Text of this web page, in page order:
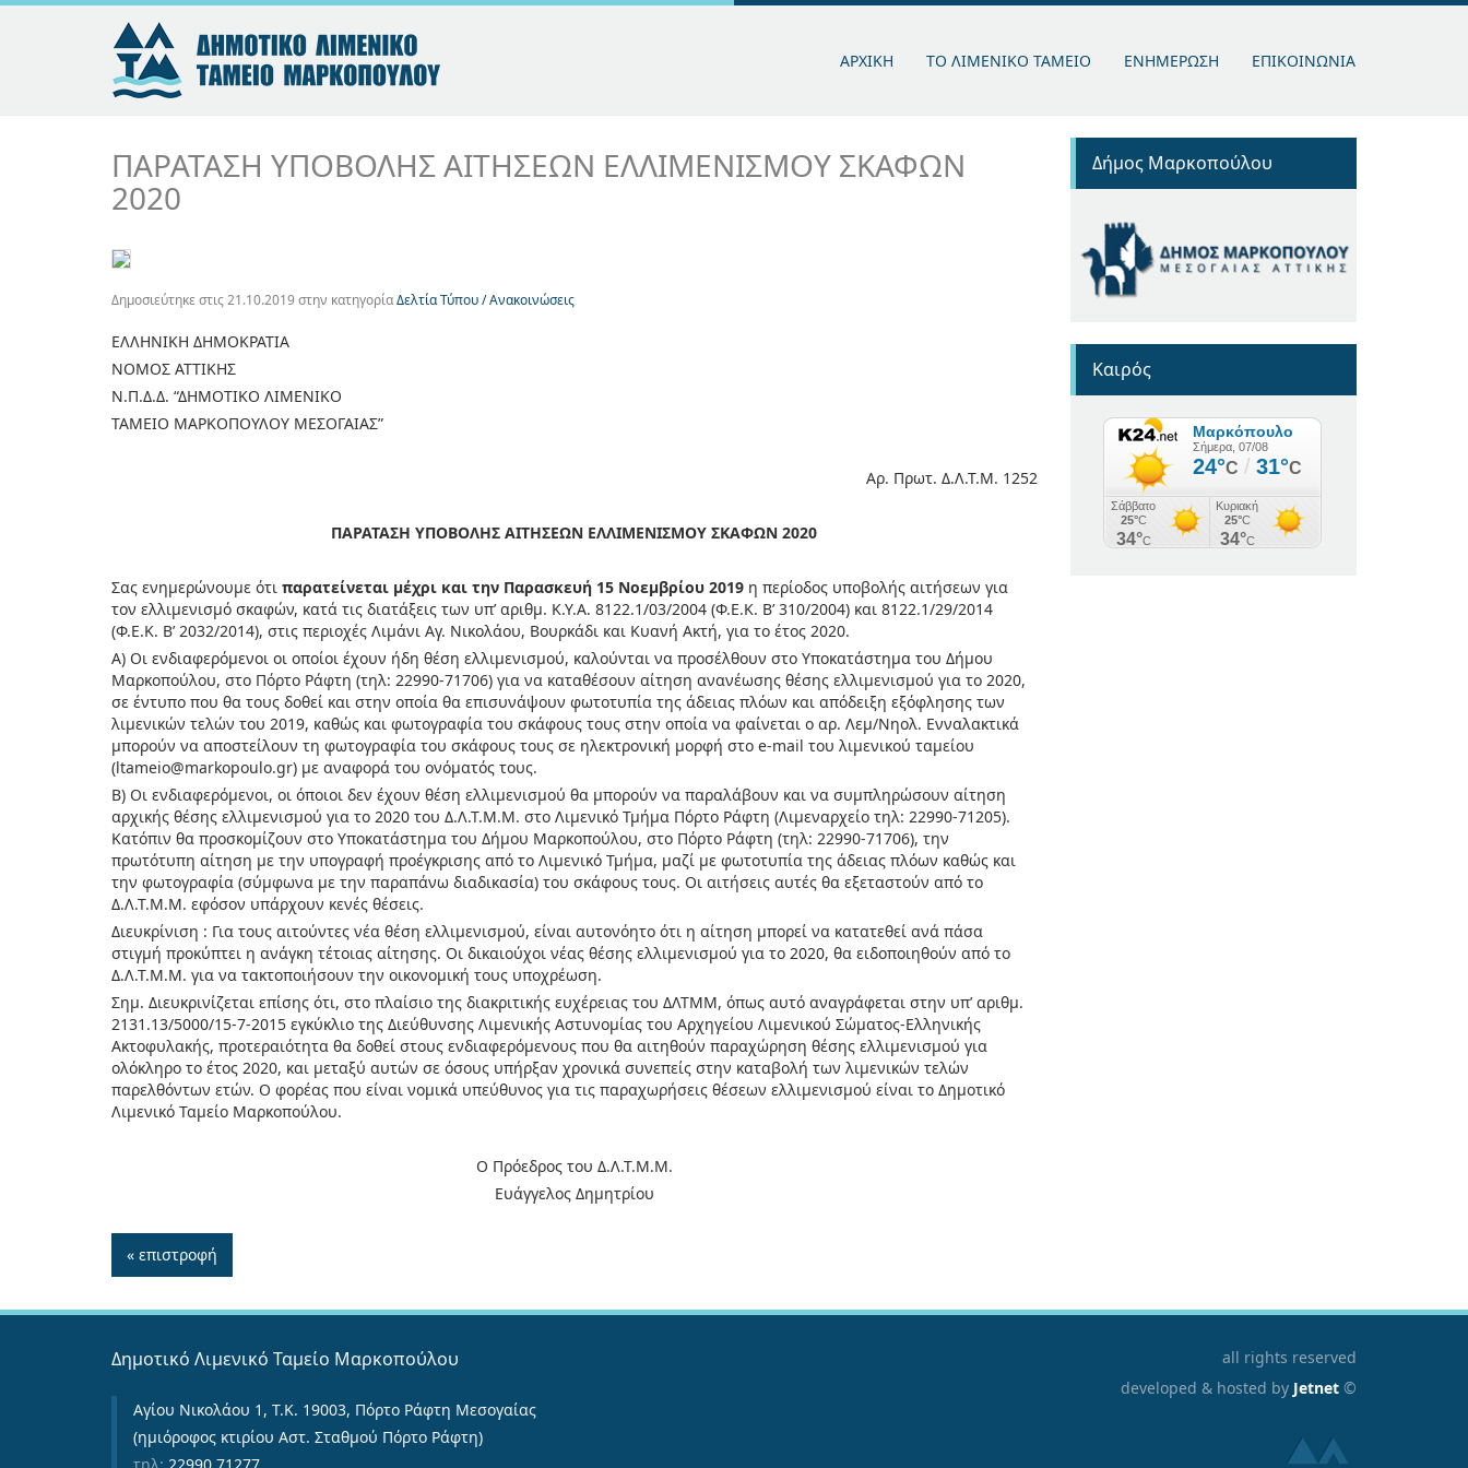
ΑΡΧΙΚΗ ΤΟ ΛΙΜΕΝΙΚΟ ΤΑΜΕΙΟ ΕΝΗΜΕΡΩΣΗ ΕΠΙΚΟΙΝΩΝΙΑ
ΠΑΡΑΤΑΣΗ ΥΠΟΒΟΛΗΣ ΑΙΤΗΣΕΩΝ ΕΛΛΙΜΕΝΙΣΜΟΥ ΣΚΑΦΩΝ
2020
Δημοσιεύτηκε στις21.10.2019στην κατηγορίαΔελτία Τύπου / Ανακοινώσεις
ΕΛΛΗΝΙΚΗ ΔΗΜΟΚΡΑΤΙΑ
ΝΟΜΟΣ ΑΤΤΙΚΗΣ
Ν.Π.Δ.Δ. “ΔΗΜΟΤΙΚΟ ΛΙΜΕΝΙΚΟ
ΤΑΜΕΙΟ ΜΑΡΚΟΠΟΥΛΟΥ ΜΕΣΟΓΑΙΑΣ”
Αρ. Πρωτ. Δ.Λ.Τ.Μ. 1252
ΠΑΡΑΤΑΣΗ ΥΠΟΒΟΛΗΣ ΑΙΤΗΣΕΩΝ ΕΛΛΙΜΕΝΙΣΜΟΥ ΣΚΑΦΩΝ 2020
Σας ενημερώνουμε ότι παρατείνεται μέχρι και την Παρασκευή 15 Νοεμβρίου 2019 η περίοδος υποβολής αιτήσεων για
τον ελλιμενισμό σκαφών, κατά τις διατάξεις των υπ’ αριθμ. Κ.Υ.Α. 8122.1/03/2004 (Φ.Ε.Κ. Β’ 310/2004) και 8122.1/29/2014
(Φ.Ε.Κ. Β’ 2032/2014), στις περιοχές Λιμάνι Αγ. Νικολάου, Βουρκάδι και Κυανή Ακτή, για το έτος 2020.
Α) Οι ενδιαφερόμενοι οι οποίοι έχουν ήδη θέση ελλιμενισμού, καλούνται να προσέλθουν στο Υποκατάστημα του Δήμου
Μαρκοπούλου, στο Πόρτο Ράφτη (τηλ: 22990-71706) για να καταθέσουν αίτηση ανανέωσης θέσης ελλιμενισμού για το 2020,
σε έντυπο που θα τους δοθεί και στην οποία θα επισυνάψουν φωτοτυπία της άδειας πλόων και απόδειξη εξόφλησης των
λιμενικών τελών του 2019, καθώς και φωτογραφία του σκάφους τους στην οποία να φαίνεται ο αρ. Λεμ/Νηολ. Ενναλακτικά
μπορούν να αποστείλουν τη φωτογραφία του σκάφους τους σε ηλεκτρονική μορφή στο e-mail του λιμενικού ταμείου
(ltameio@markopoulo.gr) με αναφορά του ονόματός τους.
Β) Οι ενδιαφερόμενοι, οι όποιοι δεν έχουν θέση ελλιμενισμού θα μπορούν να παραλάβουν και να συμπληρώσουν αίτηση
αρχικής θέσης ελλιμενισμού για το 2020 του Δ.Λ.Τ.Μ.Μ. στο Λιμενικό Τμήμα Πόρτο Ράφτη (Λιμεναρχείο τηλ: 22990-71205).
Κατόπιν θα προσκομίζουν στο Υποκατάστημα του Δήμου Μαρκοπούλου, στο Πόρτο Ράφτη (τηλ: 22990-71706), την
πρωτότυπη αίτηση με την υπογραφή προέγκρισης από το Λιμενικό Τμήμα, μαζί με φωτοτυπία της άδειας πλόων καθώς και
την φωτογραφία (σύμφωνα με την παραπάνω διαδικασία) του σκάφους τους. Οι αιτήσεις αυτές θα εξεταστούν από το
Δ.Λ.Τ.Μ.Μ. εφόσον υπάρχουν κενές θέσεις.
Διευκρίνιση : Για τους αιτούντες νέα θέση ελλιμενισμού, είναι αυτονόητο ότι η αίτηση μπορεί να κατατεθεί ανά πάσα
στιγμή προκύπτει η ανάγκη τέτοιας αίτησης. Οι δικαιούχοι νέας θέσης ελλιμενισμού για το 2020, θα ειδοποιηθούν από το
Δ.Λ.Τ.Μ.Μ. για να τακτοποιήσουν την οικονομική τους υποχρέωση.
Σημ. Διευκρινίζεται επίσης ότι, στο πλαίσιο της διακριτικής ευχέρειας του ΔΛΤΜΜ, όπως αυτό αναγράφεται στην υπ’ αριθμ.
2131.13/5000/15-7-2015 εγκύκλιο της Διεύθυνσης Λιμενικής Αστυνομίας του Αρχηγείου Λιμενικού Σώματος-Ελληνικής
Ακτοφυλακής, προτεραιότητα θα δοθεί στους ενδιαφερόμενους που θα αιτηθούν παραχώρηση θέσης ελλιμενισμού για
ολόκληρο το έτος 2020, και μεταξύ αυτών σε όσους υπήρξαν χρονικά συνεπείς στην καταβολή των λιμενικών τελών
παρελθόντων ετών. Ο φορέας που είναι νομικά υπεύθυνος για τις παραχωρήσεις θέσεων ελλιμενισμού είναι το Δημοτικό
Λιμενικό Ταμείο Μαρκοπούλου.
Ο Πρόεδρος του Δ.Λ.Τ.Μ.Μ.
Ευάγγελος Δημητρίου
« επιστροφή
Δήμος Μαρκοπούλου
Καιρός
Δημοτικό Λιμενικό Ταμείο Μαρκοπούλου
Αγίου Νικολάου 1, Τ.Κ. 19003, Πόρτο Ράφτη Μεσογαίας
(ημιόροφος κτιρίου Αστ. Σταθμού Πόρτο Ράφτη)
all rights reserved
developed & hosted by Jetnet ©